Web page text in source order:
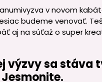
v novom
budeme venovať.
aj na súťaž o super
výzvy sa stáva
Jesmonite.